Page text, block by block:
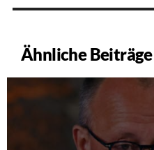
Ähnliche Beiträge